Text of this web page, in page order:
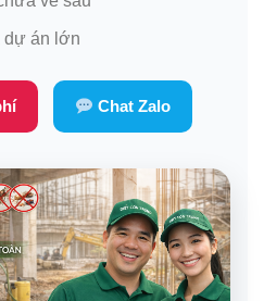
dự án lớn
Chat Zalo